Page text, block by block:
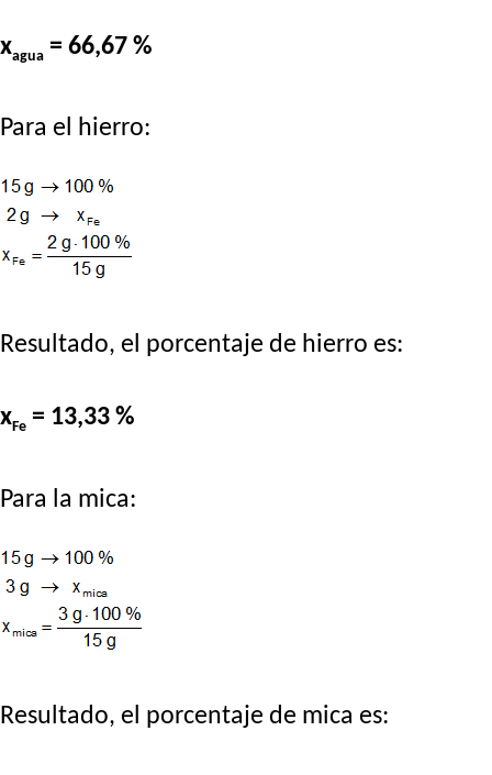
xagua = 66,67 %
Para el hierro:
Resultado, el porcentaje de hierro es:
xFe = 13,33 %
Para la mica:
Resultado, el porcentaje de mica es: